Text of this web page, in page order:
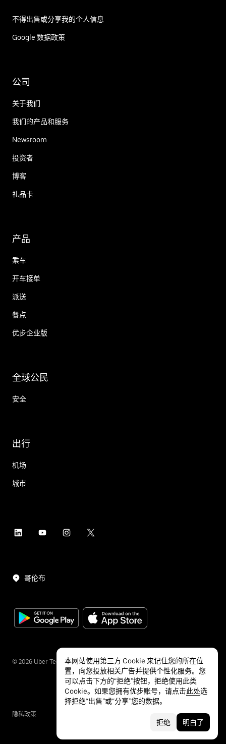
不得出售或分享我的个人信息
Google 数据政策
公司
关于我们
我们的产品和服务
Newsroom
投资者
博客
礼品卡
产品
乘车
开车接单
派送
餐点
优步企业版
全球公民
安全
出行
机场
城市
哥伦布
© 2026 Uber Technologies Inc.
隐私政策
本网站使用第三方 Cookie 来记住您的所在位
置，向您投放相关广告并提供个性化服务。您
可以点击下方的“拒绝”按钮，拒绝使用此类
Cookie。如果您拥有优步账号，请点击此处选
择拒绝“出售”或“分享”您的数据。
拒绝 明白了